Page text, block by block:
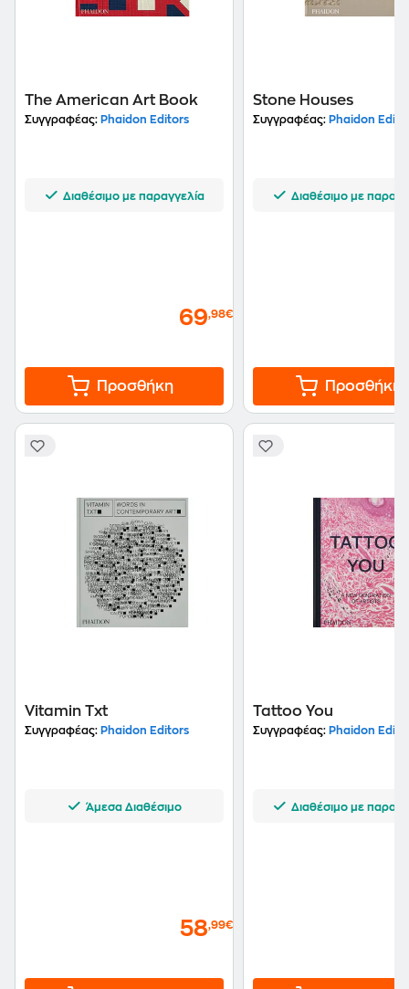
The American Art Book
Συγγραφέας: Phaidon Editors
Διαθέσιμο με παραγγελία
69,98€
Προσθήκη
Stone Houses
Συγγραφέας: Phaidon
Διαθέσιμο με
Προσθήκη
Vitamin Txt
Συγγραφέας: Phaidon Editors
Άμεσα Διαθέσιμο
58,99€
Tattoo You
Συγγραφέας: Phaidon
Διαθέσιμο με